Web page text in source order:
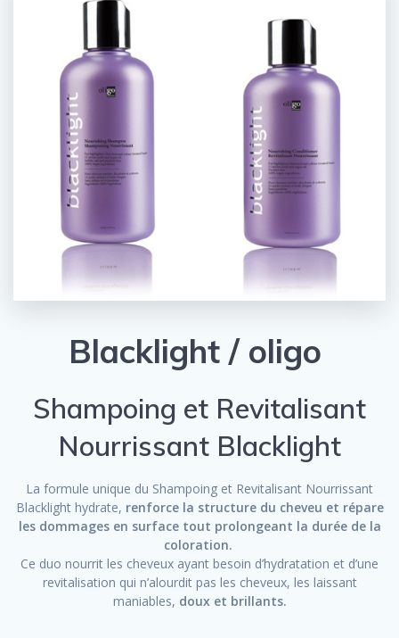
Blacklight / oligo
Shampoing et Revitalisant
Nourrissant Blacklight
La formule unique du Shampoing et Revitalisant Nourrissant
Blacklight hydrate, renforce la structure du cheveu et répare
les dommages en surface tout prolongeant la durée de la
coloration.
Ce duo nourrit les cheveux ayant besoin d’hydratation et d’une
revitalisation qui n’alourdit pas les cheveux, les laissant
maniables, doux et brillants.